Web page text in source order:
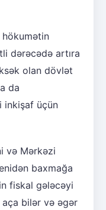
dərəcədə artıra
olan dövlət
da
inkişaf üçün
və Mərkəzi
baxmağa
fiskal gələcəyi
bilər və əgər